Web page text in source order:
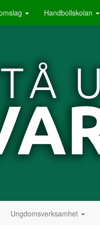
Handbollskolan
Ungdomsverksamhet